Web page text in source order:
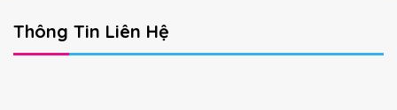
Thông Tin Liên Hệ